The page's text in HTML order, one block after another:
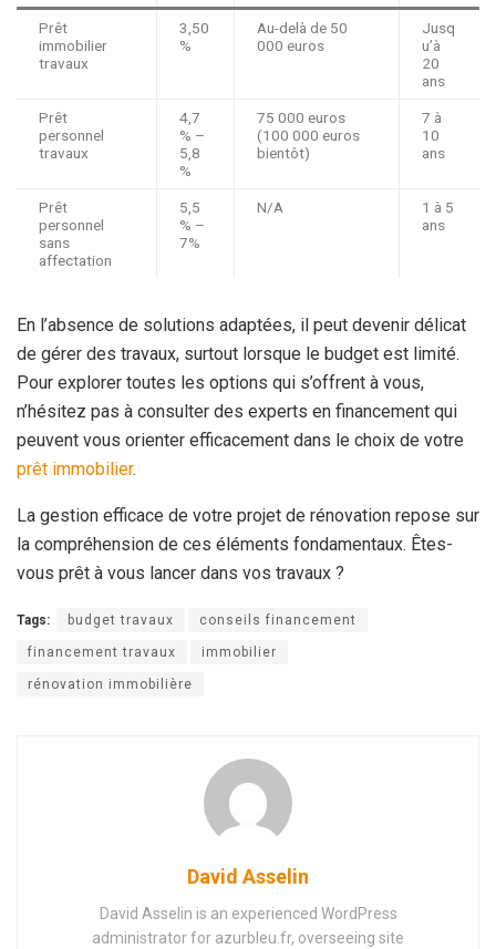
Prêt
immobilier
travaux
3,50
%
Au-delà de 50
000 euros
Jusq
u’à
20
ans
Prêt
personnel
travaux
4,7
% –
5,8
%
75 000 euros
(100 000 euros
bientôt)
7 à
10
ans
Prêt
personnel
sans
affectation
5,5
% –
7%
N/A
1 à 5
ans
En l’absence de solutions adaptées, il peut devenir délicat
de gérer des travaux, surtout lorsque le budget est limité.
Pour explorer toutes les options qui s’offrent à vous,
n’hésitez pas à consulter des experts en financement qui
peuvent vous orienter efficacement dans le choix de votre
prêt immobilier.
La gestion efficace de votre projet de rénovation repose sur
la compréhension de ces éléments fondamentaux. Êtes-
vous prêt à vous lancer dans vos travaux ?
Tags: budget travaux conseils financement
financement travaux immobilier
rénovation immobilière
David Asselin
David Asselin is an experienced WordPress
administrator for azurbleu.fr, overseeing site